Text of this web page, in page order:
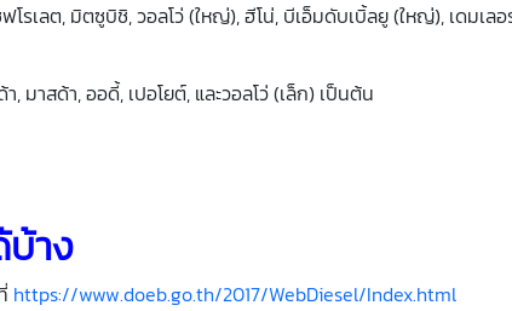
โรเลต, มิตซูบิชิ, วอลโว่ (ใหญ่), ฮีโน่, บีเอ็มดับเบิ้ลยู (ใหญ่), เดมเลอ
มาสด้า, ออดี้, เปอโยต์, และวอลโว่ (เล็ก) เป็นต้น
บ้าง
https://www.doeb.go.th/2017/WebDiesel/Index.html